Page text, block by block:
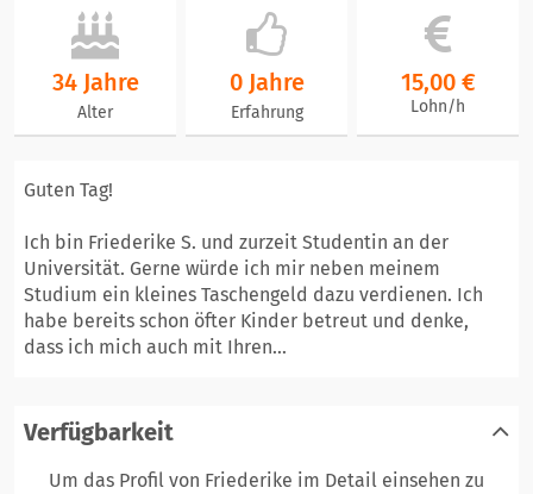
34 Jahre
Alter
0 Jahre
Erfahrung
15,00 €
Lohn/h
Guten Tag!
Ich bin Friederike S. und zurzeit Studentin an der
Universität. Gerne würde ich mir neben meinem
Studium ein kleines Taschengeld dazu verdienen. Ich
habe bereits schon öfter Kinder betreut und denke,
dass ich mich auch mit Ihren...
Verfügbarkeit
Um das Profil von Friederike im Detail einsehen zu